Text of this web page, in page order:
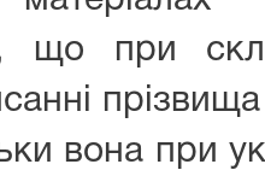
що при
вона при